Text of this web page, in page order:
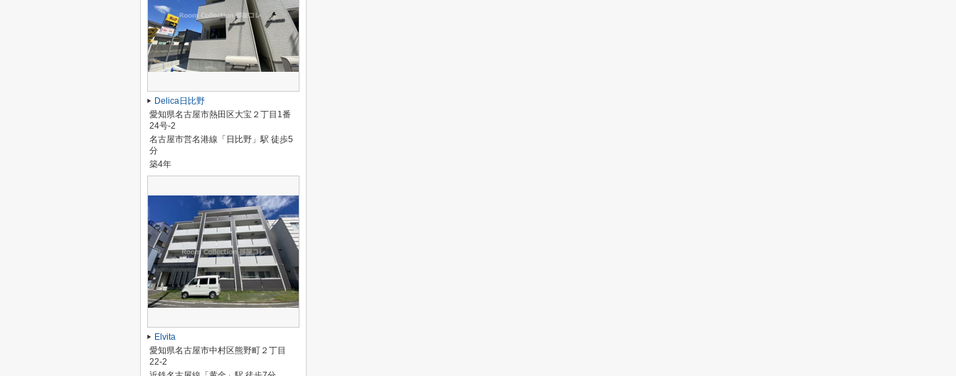
Delica日比野
愛知県名古屋市熱田区大宝２丁目1番
24号-2
名古屋市営名港線「日比野」駅 徒歩5
分
築4年
Elvita
愛知県名古屋市中村区熊野町２丁目
22-2